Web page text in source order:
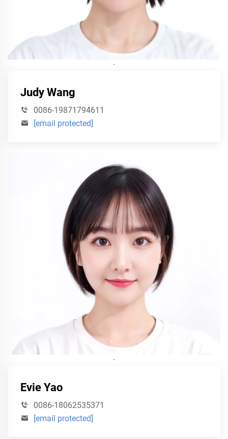
·
Judy Wang
0086-19871794611
[email protected]
·
Evie Yao
0086-18062535371
[email protected]